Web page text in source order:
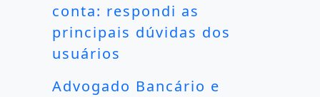
conta: respondi as
principais dúvidas dos
usuários
Advogado Bancário e